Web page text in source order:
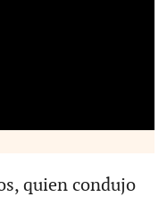
quien condujo